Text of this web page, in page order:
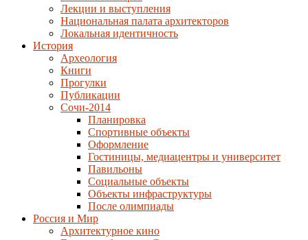
Лекции и выступления
Национальная палата архитекторов
Локальная идентичность
История
Археология
Книги
Прогулки
Публикации
Сочи-2014
Планировка
Спортивные объекты
Оформление
Гостиницы, медиацентры и университет
Павильоны
Социальные объекты
Объекты инфраструктуры
После олимпиады
Россия и Мир
Архитектурное кино